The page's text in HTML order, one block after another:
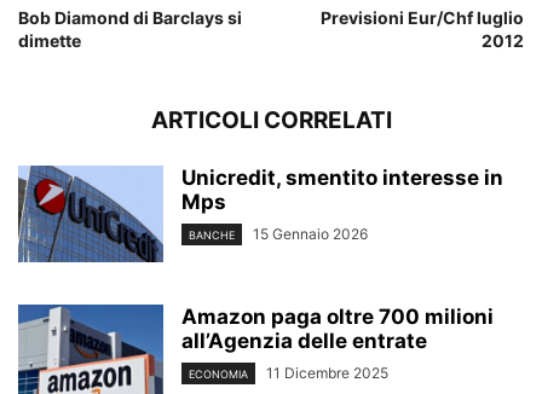
Bob Diamond di Barclays si
dimette
Previsioni Eur/Chf luglio
2012
ARTICOLI CORRELATI
Unicredit, smentito interesse in
Mps
BANCHE 15 Gennaio 2026
Amazon paga oltre 700 milioni
all’Agenzia delle entrate
ECONOMIA 11 Dicembre 2025